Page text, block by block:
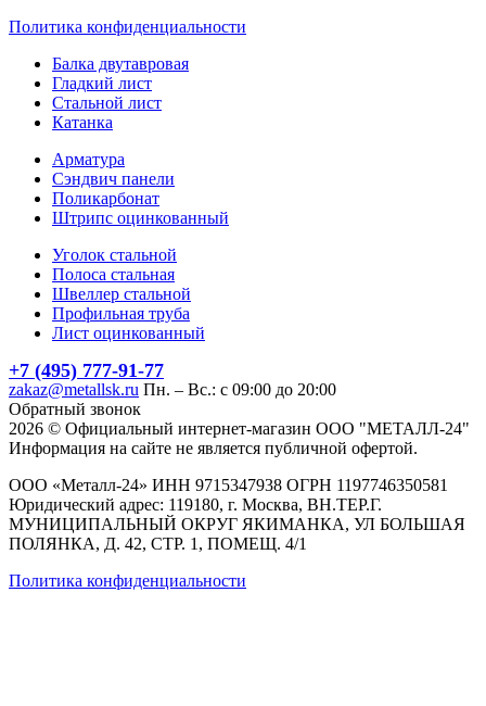
Политика конфиденциальности
Балка двутавровая
Гладкий лист
Стальной лист
Катанка
Арматура
Сэндвич панели
Поликарбонат
Штрипс оцинкованный
Уголок стальной
Полоса стальная
Швеллер стальной
Профильная труба
Лист оцинкованный
+7 (495) 777-91-77
zakaz@metallsk.ru Пн. – Вс.: с 09:00 до 20:00
Обратный звонок
2026 © Официальный интернет-магазин ООО "МЕТАЛЛ-24"
Информация на сайте не является публичной офертой.
ООО «Металл-24» ИНН 9715347938 ОГРН 1197746350581
Юридический адрес: 119180, г. Москва, ВН.ТЕР.Г.
МУНИЦИПАЛЬНЫЙ ОКРУГ ЯКИМАНКА, УЛ БОЛЬШАЯ
ПОЛЯНКА, Д. 42, СТР. 1, ПОМЕЩ. 4/1
Политика конфиденциальности